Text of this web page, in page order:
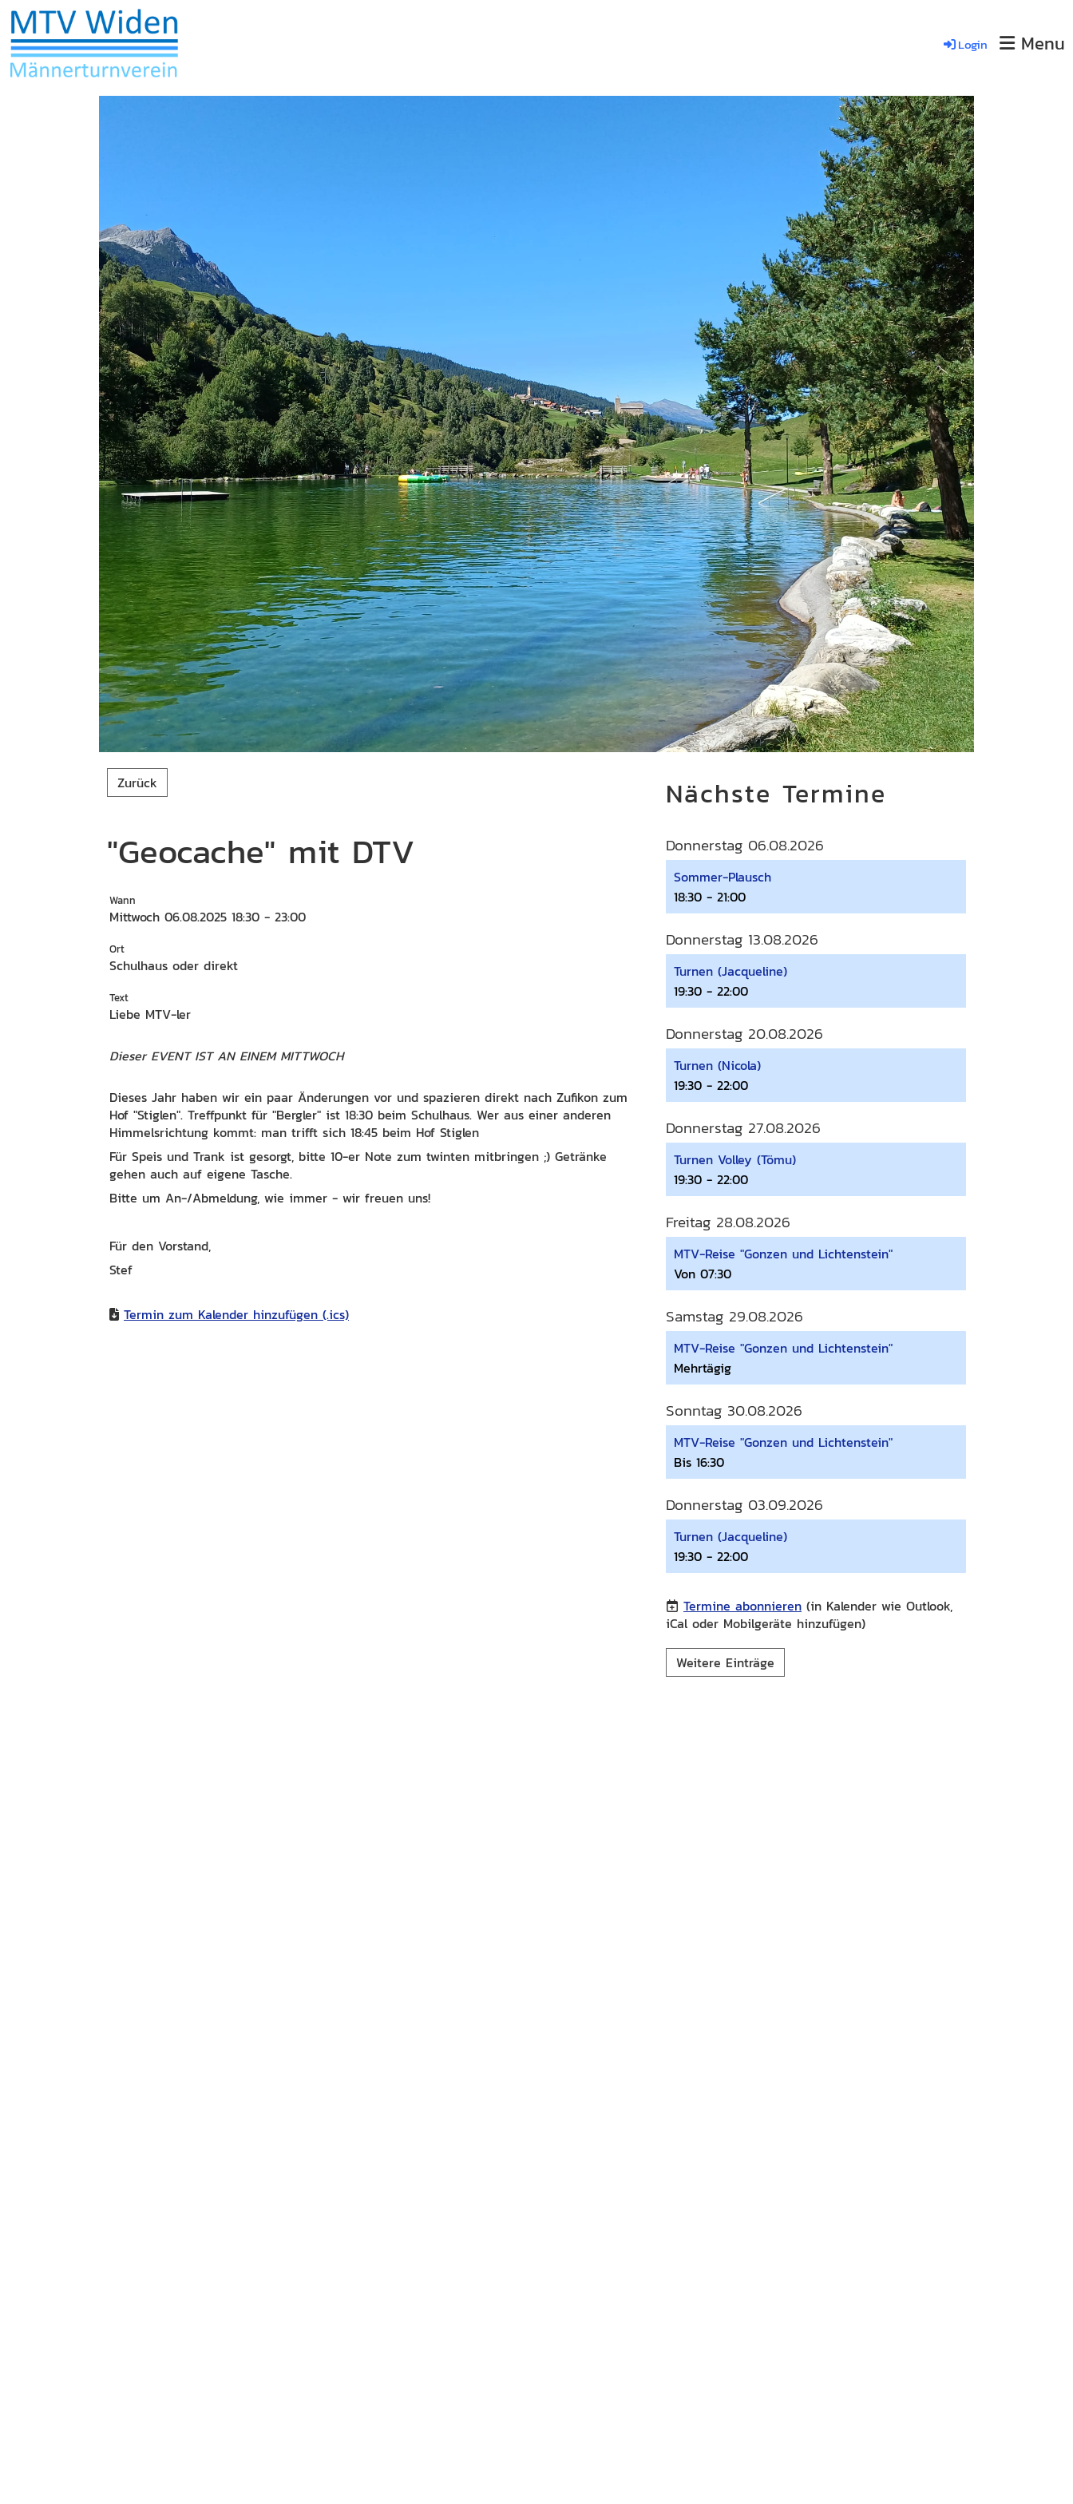
Login Menu
Zurück
"Geocache" mit DTV
Wann
Mittwoch 06.08.2025 18:30 - 23:00
Ort
Schulhaus oder direkt
Text
Liebe MTV-ler
Dieser EVENT IST AN EINEM MITTWOCH
Dieses Jahr haben wir ein paar Änderungen vor und spazieren direkt nach Zufikon zum
Hof "Stiglen". Treffpunkt für "Bergler" ist 18:30 beim Schulhaus. Wer aus einer anderen
Himmelsrichtung kommt: man trifft sich 18:45 beim Hof Stiglen
Für Speis und Trank ist gesorgt, bitte 10-er Note zum twinten mitbringen ;) Getränke
gehen auch auf eigene Tasche.
Bitte um An-/Abmeldung, wie immer - wir freuen uns!
Für den Vorstand,
Stef
Termin zum Kalender hinzufügen (.ics)
Nächste Termine
Donnerstag 06.08.2026
Sommer-Plausch
18:30 - 21:00
Donnerstag 13.08.2026
Turnen (Jacqueline)
19:30 - 22:00
Donnerstag 20.08.2026
Turnen (Nicola)
19:30 - 22:00
Donnerstag 27.08.2026
Turnen Volley (Tömu)
19:30 - 22:00
Freitag 28.08.2026
MTV-Reise "Gonzen und Lichtenstein"
Von 07:30
Samstag 29.08.2026
MTV-Reise "Gonzen und Lichtenstein"
Mehrtägig
Sonntag 30.08.2026
MTV-Reise "Gonzen und Lichtenstein"
Bis 16:30
Donnerstag 03.09.2026
Turnen (Jacqueline)
19:30 - 22:00
Termine abonnieren (in Kalender wie Outlook,
iCal oder Mobilgeräte hinzufügen)
Weitere Einträge